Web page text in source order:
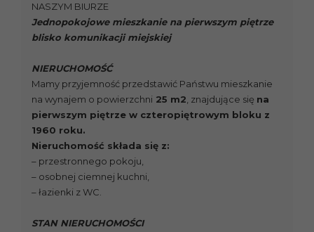
NASZYM BIURZE
Jednopokojowe mieszkanie na pierwszym piętrze
blisko komunikacji miejskiej
NIERUCHOMOŚĆ
Mamy przyjemność przedstawić Państwu mieszkanie
na wynajem o powierzchni 25 m2 , znajdujące się na
pierwszym piętrze w czteropiętrowym bloku z
1960 roku.
Nieruchomość składa się z:
– przestronnego pokoju,
– osobnej ciemnej kuchni,
– łazienki z WC.
STAN NIERUCHOMOŚCI